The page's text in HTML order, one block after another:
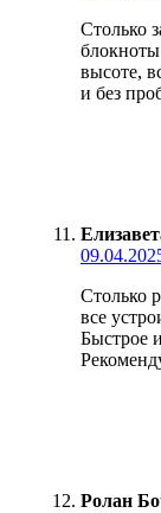
Столько
блокноты
высоте,
и без
Столько
все
Быстрое
Ролан